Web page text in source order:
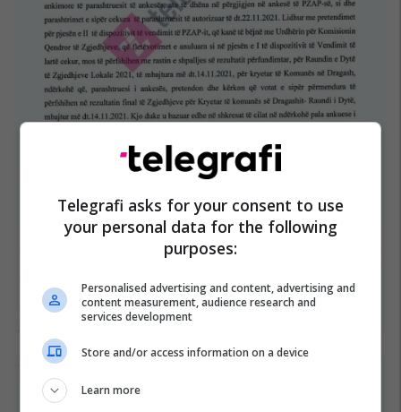
Telegrafi asks for your consent to use
your personal data for the following
purposes:
Personalised advertising and content, advertising and
content measurement, audience research and
services development
Store and/or access information on a device
Learn more